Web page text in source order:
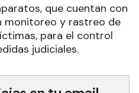
que cuentan con
monitoreo y rastreo de
para el control
judiciales.